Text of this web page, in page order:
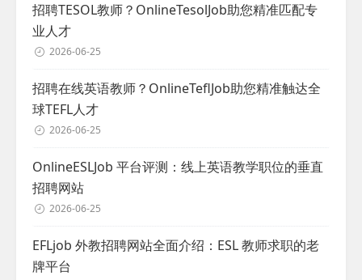
招聘TESOL教师？OnlineTesolJob助您精准匹配专
业人才
2026-06-25
招聘在线英语教师？OnlineTeflJob助您精准触达全
球TEFL人才
2026-06-25
OnlineESLJob 平台评测：线上英语教学职位的垂直
招聘网站
2026-06-25
EFLjob 外教招聘网站全面介绍：ESL 教师求职的老
牌平台